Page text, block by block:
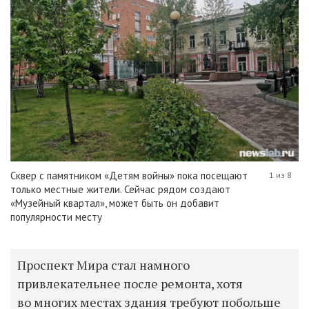
Сквер с памятником «Детям войны» пока посещают
только местные жители. Сейчас рядом создают
«Музейный квартал», может быть он добавит
популярности месту
1 из 8
Проспект Мира стал намного
привлекательнее после ремонта, хотя
во многих местах здания требуют побольше